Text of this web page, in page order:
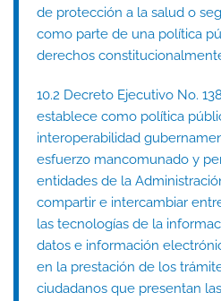
de protección a la salud o
como parte de una política
derechos
10.2 Decreto Ejecutivo No.
establece como política
interoperabilidad
esfuerzo mancomunado y
entidades de la
compartir e intercambiar
las tecnologías de la
datos e información
en la prestación de los
ciudadanos que presentan